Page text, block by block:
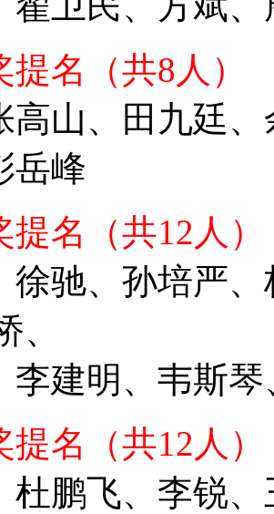
名（共8人）
高山、田九廷
岳峰
名（共12人）
徐驰、孙培严
、
李建明、韦斯
提名（共12人）
杜鹏飞、李锐